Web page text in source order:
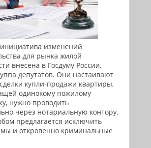
изменений
для рынка жилой
внесена в Госдуму России.
депутатов. Они настаивают
купли-продажи квартиры,
одинокому пожилому
нужно проводить
через нотариальную контору.
предлагается исключить
и откровенно криминальные